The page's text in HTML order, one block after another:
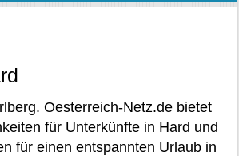
Oesterreich-Netz.de bietet
für Unterkünfte in Hard und
für einen entspannten Urlaub in